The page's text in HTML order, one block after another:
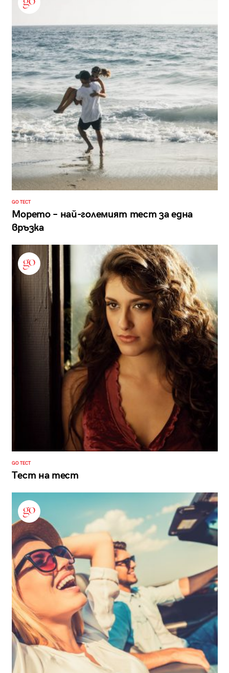
GO ТЕСТ
Морето – най-големият тест за една
връзка
GO ТЕСТ
Тест на тест